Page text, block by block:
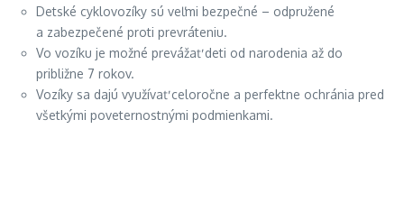
Detské cyklovozíky sú veľmi bezpečné – odpružené
a zabezpečené proti prevráteniu.
Vo vozíku je možné prevážať deti od narodenia až do
približne 7 rokov.
Vozíky sa dajú využívať celoročne a perfektne ochránia pred
všetkými poveternostnými podmienkami.